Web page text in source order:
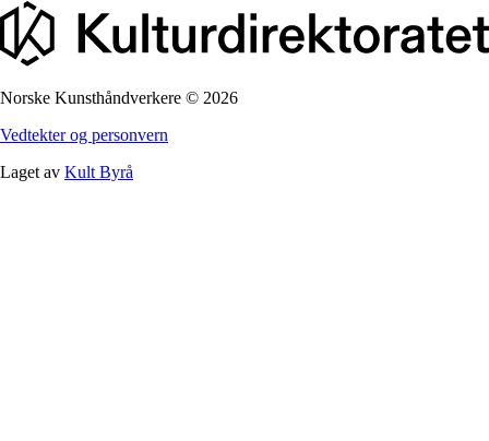
Norske Kunsthåndverkere © 2026
Vedtekter og personvern
Laget av Kult Byrå